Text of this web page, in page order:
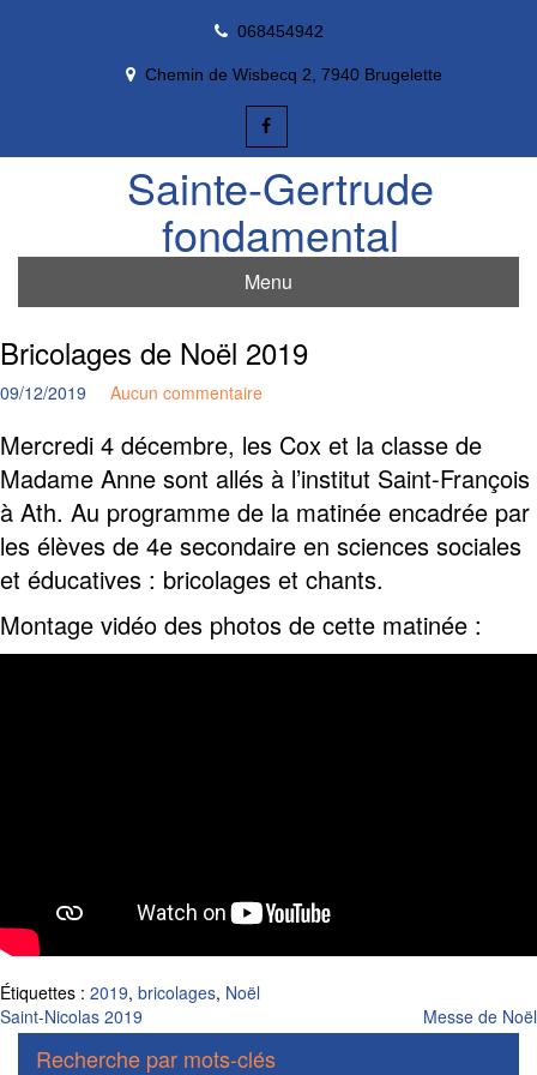
068454942
Chemin de Wisbecq 2, 7940 Brugelette
Sainte-Gertrude
fondamental
Menu
Bricolages de Noël 2019
09/12/2019 Aucun commentaire
Mercredi 4 décembre, les Cox et la classe de
Madame Anne sont allés à l’institut Saint-François
à Ath. Au programme de la matinée encadrée par
les élèves de 4e secondaire en sciences sociales
et éducatives : bricolages et chants.
Montage vidéo des photos de cette matinée :
Étiquettes : 2019, bricolages, Noël
Navigation
de
Saint-Nicolas 2019 Messe de Noël
Recherche par mots-clés